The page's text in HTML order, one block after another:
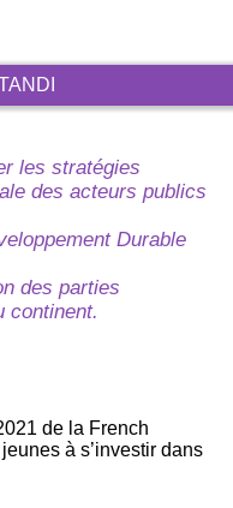
les stratégies
des acteurs publics
Durable
des parties
continent.